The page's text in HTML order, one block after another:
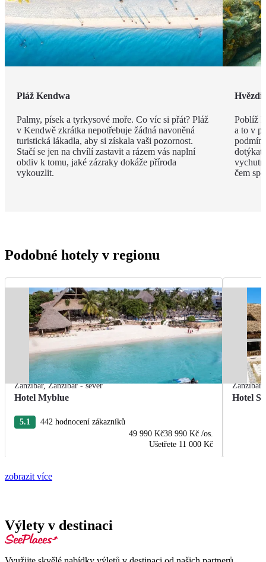
Pláž Kendwa
Palmy, písek a tyrkysové moře. Co víc si přát? Pláž
v Kendwě zkrátka nepotřebuje žádná navoněná
turistická lákadla, aby si získala vaši pozornost.
Stačí se jen na chvílí zastavit a rázem vás naplní
obdiv k tomu, jaké zázraky dokáže příroda
vykouzlit.
Poblíž
a to v
čem
Podobné hotely v regionu
Zanzibar,Zanzibar - sever
Hotel Myblue
5.1
442 hodnocení zákazníků
49 990 Kč38 990 Kč /os.
Ušetřete 11 000 Kč
Zanzibar
Hotel
zobrazit více
Výlety v destinaci